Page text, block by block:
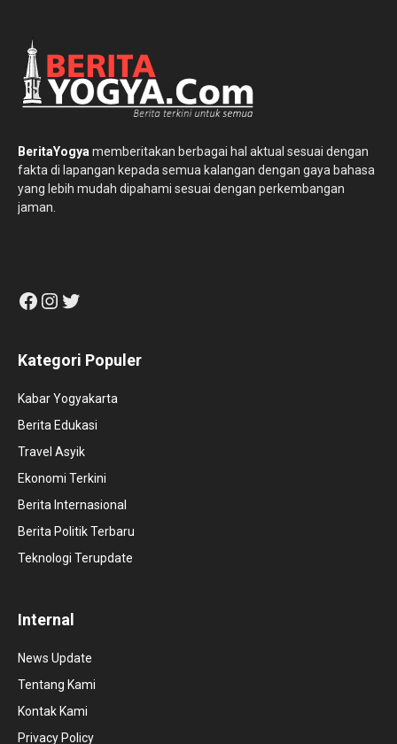
BeritaYogyamemberitakan berbagai hal aktual sesuai dengan
fakta di lapangan kepada semua kalangan dengan gaya bahasa
yang lebih mudah dipahami sesuai dengan perkembangan
jaman.
Facebook
Instagram
Twitter
Kategori Populer
Kabar Yogyakarta
Berita Edukasi
Travel Asyik
Ekonomi Terkini
Berita Internasional
Berita Politik Terbaru
Teknologi Terupdate
Internal
News Update
Tentang Kami
Kontak Kami
Privacy Policy